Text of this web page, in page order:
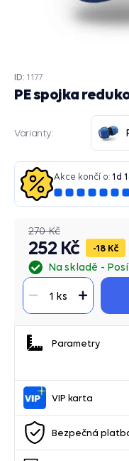
PE spojka
ID: 1177
Varianty:
Na skladě
18 Kč
Akce končí o: 1d
270 Kč
252 Kč
1 ks
Parametry
VIP karta
Bezpečná